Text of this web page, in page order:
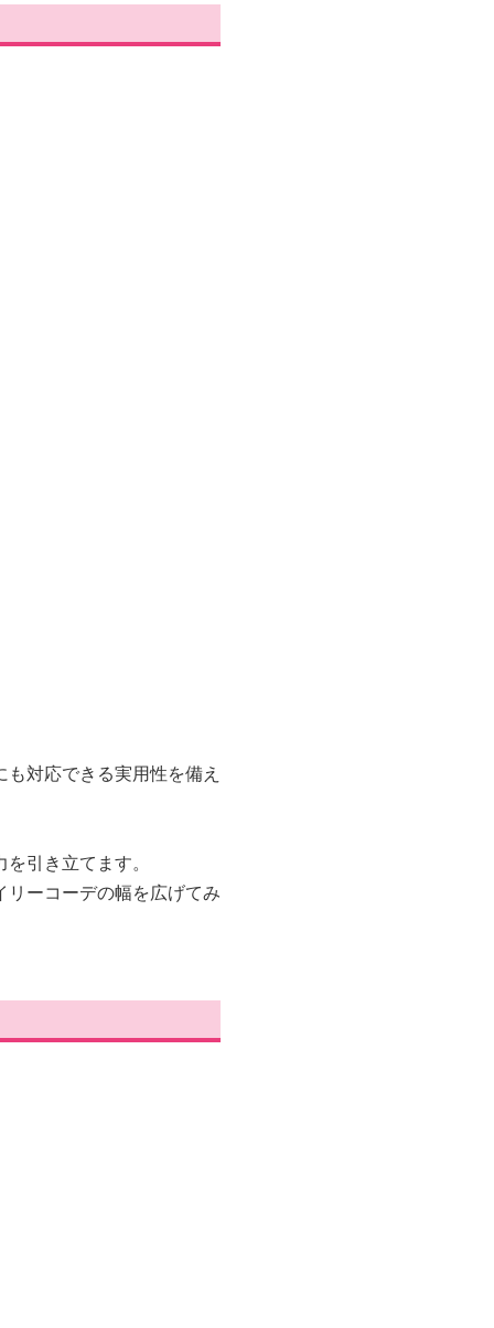
対応できる実用性を備え
引き立てます。
ーコーデの幅を広げてみ